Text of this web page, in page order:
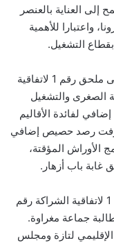
إلى العناية بالعنصر
واعتبارا للأهمية
التشغيل.
وعرفت الدورة كذلك الدراسة والمصادقة على ملحق رقم 1 لاتفاقية
الصغرى والتشغيل
لفائدة الأقاليم
يوليوز 2022، والتي عرفت رصد حصيص إضافي
من برنامج الأوراش المؤقتة،
باب أزهار.
كما عرفت الدورة المصادقة على ملحق رقم 1 لاتفاقية الشراكة رقم
جماعة مغراوة.
لتازة ومجلس